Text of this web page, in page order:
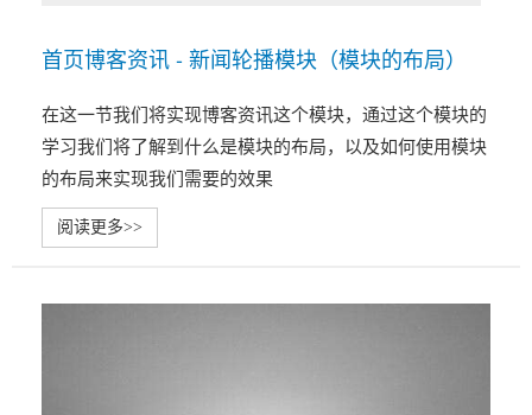
首页博客资讯 - 新闻轮播模块（模块的布局）
在这一节我们将实现博客资讯这个模块，通过这个模块的
学习我们将了解到什么是模块的布局，以及如何使用模块
的布局来实现我们需要的效果
阅读更多>>